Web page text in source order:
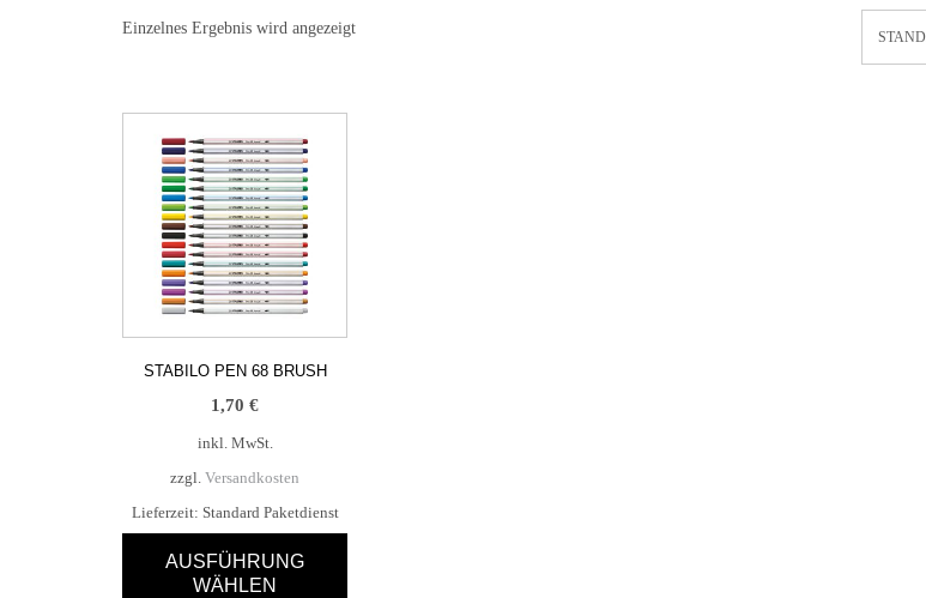
Einzelnes Ergebnis wird angezeigt
STABILO PEN 68 BRUSH
1,70€
inkl. MwSt.
zzgl.Versandkosten
Lieferzeit: Standard Paketdienst
AUSFÜHRUNG
WÄHLEN